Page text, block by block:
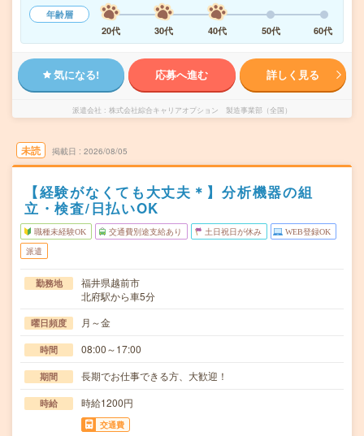
年齢層
20代
30代 40代 50代 60代
気になる! 応募へ進む 詳しく見る
派遣会社 株式会社綜合キャリアオプション 製造事業部（全国）
未読 掲載日 2026/08/05
【経験がなくても大丈夫＊】分析機器の組
立・検査/日払いOK
職種未経験OK 交通費別途支給あり 土日祝日が休み WEB登録OK
派遣
勤務地
福井県越前市
北府駅から車5分
曜日頻度 月～金
時間 08:00～17:00
期間 長期でお仕事できる方、大歓迎！
時給 時給1200円
交通費